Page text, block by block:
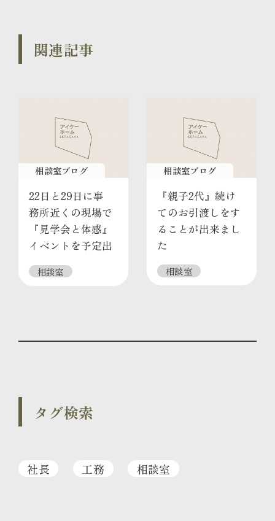
関連記事
相談室ブログ
22日と29日に事
務所近くの現場で
『見学会と体感』
イベントを予定出
来ました
相談室
相談室ブログ
『親子2代』続け
てのお引渡しをす
ることが出来まし
た
相談室
タグ検索
社長 工務 相談室